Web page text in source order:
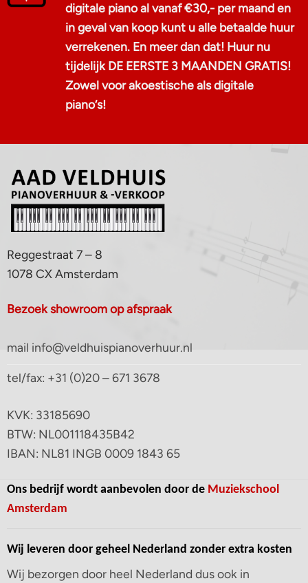
digitale piano al vanaf €30,- per maand en
in geval van koop kunt u alle betaalde huur
verrekenen. En meer dan dat! Huur nu
tijdelijk DE EERSTE 3 MAANDEN GRATIS!
Zowel voor akoestische als digitale
piano‘s!
Reggestraat 7 – 8
1078 CX Amsterdam
Bezoek showroom op afspraak
mail info@veldhuispianoverhuur.nl
tel/fax: +31 (0)20 – 671 3678
KVK: 33185690
BTW: NL001118435B42
IBAN: NL81 INGB 0009 1843 65
Ons bedrijf wordt aanbevolen door de Muziekschool
Amsterdam
Wij leveren door geheel Nederland zonder extra kosten
Wij bezorgen door heel Nederland dus ook in